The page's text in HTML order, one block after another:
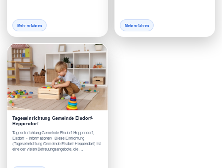
Mehr erfahren Mehr erfahren
Tageseinrichtung Gemeinde Elsdorf-
Heppendorf
Tageseinrichtung Gemeinde Elsdorf-Heppendorf,
Elsdorf - Informationen Diese Einrichtung
(Tageseinrichtung Gemeinde Elsdorf-Heppendorf) ist
eine der vielen Betreuungsangebote, die …